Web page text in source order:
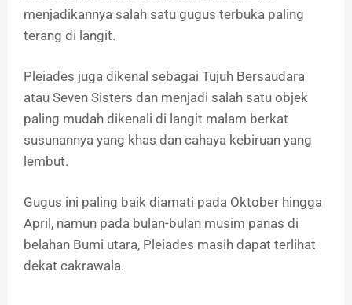
menjadikannya salah satu gugus terbuka paling
terang di langit.
Pleiades juga dikenal sebagai Tujuh Bersaudara
atau Seven Sisters dan menjadi salah satu objek
paling mudah dikenali di langit malam berkat
susunannya yang khas dan cahaya kebiruan yang
lembut.
Gugus ini paling baik diamati pada Oktober hingga
April, namun pada bulan-bulan musim panas di
belahan Bumi utara, Pleiades masih dapat terlihat
dekat cakrawala.